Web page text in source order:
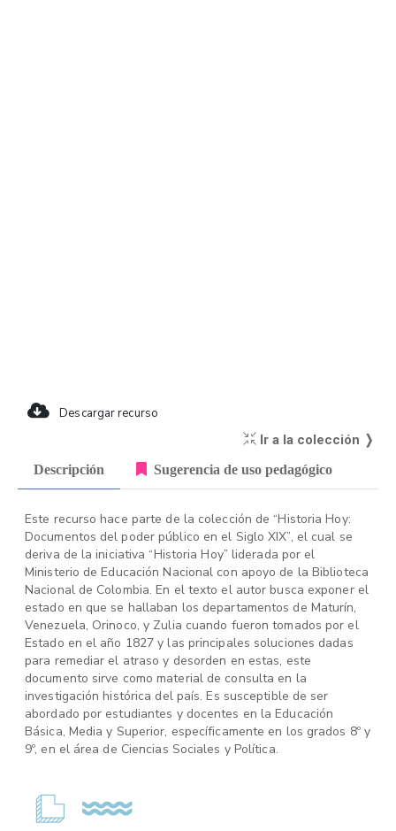
Descargar recurso
Ir a la colección ❭
Descripción Sugerencia de uso pedagógico
Este recurso hace parte de la colección de “Historia Hoy:
Documentos del poder público en el Siglo XIX”, el cual se
deriva de la iniciativa “Historia Hoy” liderada por el
Ministerio de Educación Nacional con apoyo de la Biblioteca
Nacional de Colombia. En el texto el autor busca exponer el
estado en que se hallaban los departamentos de Maturín,
Venezuela, Orinoco, y Zulia cuando fueron tomados por el
Estado en el año 1827 y las principales soluciones dadas
para remediar el atraso y desorden en estas, este
documento sirve como material de consulta en la
investigación histórica del país. Es susceptible de ser
abordado por estudiantes y docentes en la Educación
Básica, Media y Superior, específicamente en los grados 8º y
9º, en el área de Ciencias Sociales y Política.